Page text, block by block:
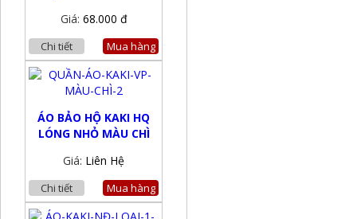
Giá: 68.000 đ
Chi tiết Mua hàng
ÁO BẢO HỘ KAKI HQ
LÓNG NHỎ MÀU CHÌ
Giá: Liên Hệ
Chi tiết Mua hàng